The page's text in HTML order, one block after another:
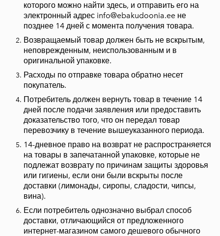
которого можно найти здесь, и отправить его на
электронный адрес info@ebakudoonia.ee не
позднее 14 дней с момента получения товара.
Возвращаемый товар должен быть не вскрытым,
неповрежденным, неиспользованным и в
оригинальной упаковке.
Расходы по отправке товара обратно несет
покупатель.
Потребитель должен вернуть товар в течение 14
дней после подачи заявления или предоставить
доказательство того, что он передал товар
перевозчику в течение вышеуказанного периода.
14-дневное право на возврат не распространяется
на товары в запечатанной упаковке, которые не
подлежат возврату по причинам защиты здоровья
или гигиены, если они были вскрыты после
доставки (лимонады, сиропы, сладости, чипсы,
вина).
Если потребитель однозначно выбрал способ
доставки, отличающийся от предложенного
интернет-магазином самого дешевого обычного